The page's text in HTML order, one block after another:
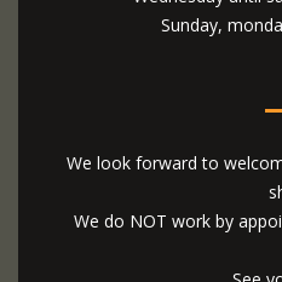
Sunday,
We look forward to
We do NOT work by